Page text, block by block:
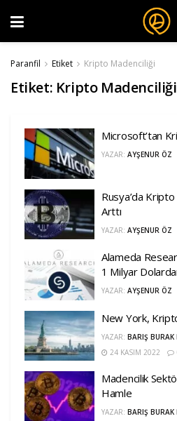
Paranfil Etiket Kripto Madenciliği
Etiket: Kripto Madenciliği
Microsoft’tan
YAZAR: AYŞENUR ÖZ
Rusya’da
Arttı
YAZAR: AYŞENUR ÖZ
Alameda
1 Milyar
YAZAR: AYŞENUR ÖZ
New York,
YAZAR: BARIŞ BURAK
24 KASIM 2022
Madencilik
Hamle
YAZAR: BARIŞ BURAK